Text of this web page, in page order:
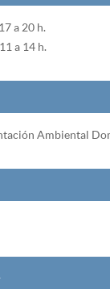
a 20 h.
a 14 h.
Ambiental